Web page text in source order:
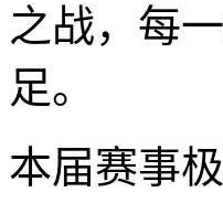
之战，每
足。
本届赛事